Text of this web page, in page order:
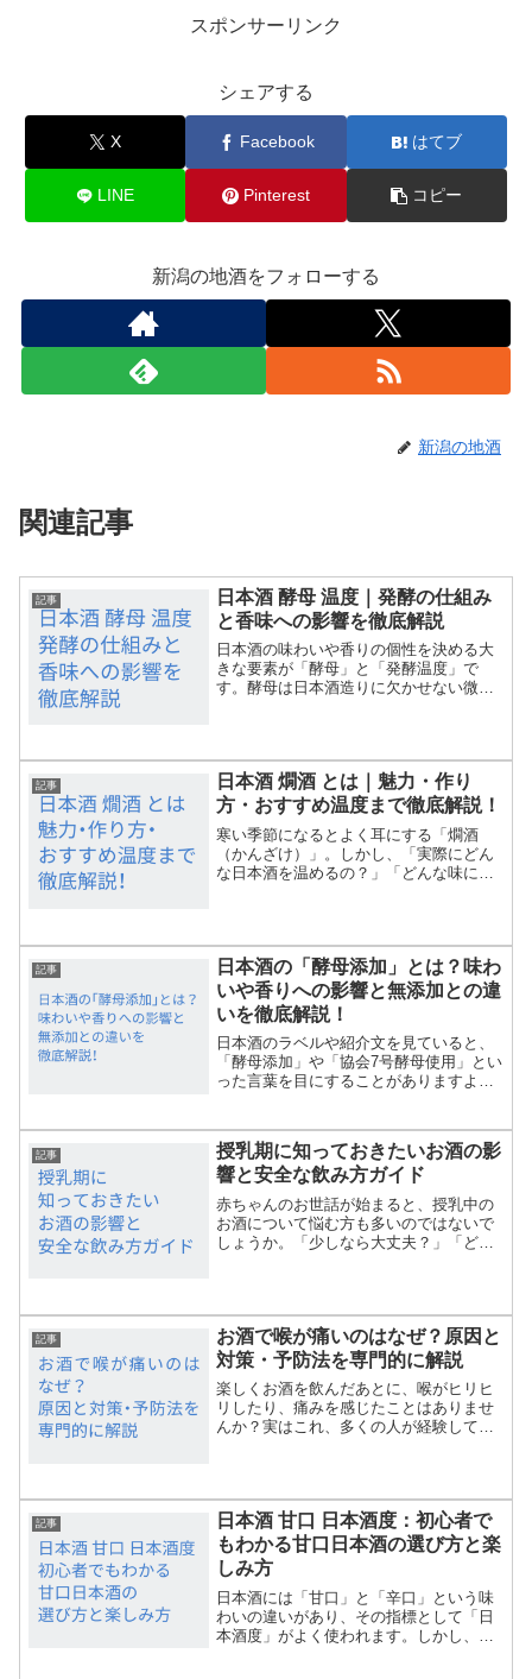
スポンサーリンク
シェアする
X Facebook はてブ
LINE Pinterest コピー
新潟の地酒をフォローする
新潟の地酒
関連記事
記事
日本酒 酵母 温度｜発酵の仕組み
と香味への影響を徹底解説
日本酒の味わいや香りの個性を決める大
きな要素が「酵母」と「発酵温度」で
す。酵母は日本酒造りに欠かせない微生
わるの？」と疑問を持つ方も多...
記事
日本酒 燗酒 とは｜魅力・作り
方・おすすめ温度まで徹底解説！
寒い季節になるとよく耳にする「燗酒
（かんざけ）」。しかし、「実際にどん
な日本酒を温めるの？」「どんな味にな
方を徹底的に紹介します。初め...
記事
日本酒の「酵母添加」とは？味わ
いや香りへの影響と無添加との違
いを徹底解説！
日本酒のラベルや紹介文を見ていると、
「酵母添加」や「協会7号酵母使用」とい
った言葉を目にすることがありますよ
悪いものが混ざっているのでは？」と不
安に思ったり、「添加して...
記事
授乳期に知っておきたいお酒の影
響と安全な飲み方ガイド
赤ちゃんのお世話が始まると、授乳中の
お酒について悩む方も多いのではないで
しょうか。「少しなら大丈夫？」「どの
します。赤ちゃんの健康を...
記事
お酒で喉が痛いのはなぜ？原因と
対策・予防法を専門的に解説
楽しくお酒を飲んだあとに、喉がヒリヒ
リしたり、痛みを感じたことはありませ
んか？実はこれ、多くの人が経験してい
て正しく対処すれば、喉の...
記事
日本酒 甘口 日本酒度：初心者で
もわかる甘口日本酒の選び方と楽
しみ方
日本酒には「甘口」と「辛口」という味
わいの違いがあり、その指標として「日
本酒度」がよく使われます。しかし、